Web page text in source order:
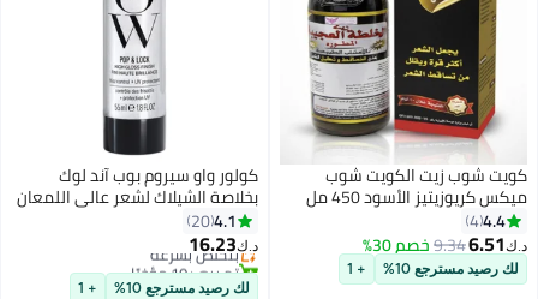
كويت شوب زيت الكويت شوب
ميكس كريوزيتيز الأسود 450 مل
بالأعشاب الطبيعية لتغذية وتقوية
الشعر وعناية نمو الشعر
4.4
4
د.ك‏6.51
9.34خصم 30%
لك رصيد مسترجع 10% + 1
كولور واو سيروم بوب آند لوك
بخلاصة الشيلاك لشعر عالي اللمعان
55ملليلتر4.1
20
د.ك‏16.23
بتخلّص بسرعة
تم بيع +10 مؤخرًا
بتخلّص بسرعة
لك رصيد مسترجع 10% + 1